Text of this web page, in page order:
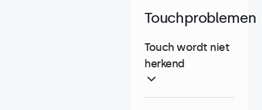
Touchproblemen
Touch wordt niet
herkend